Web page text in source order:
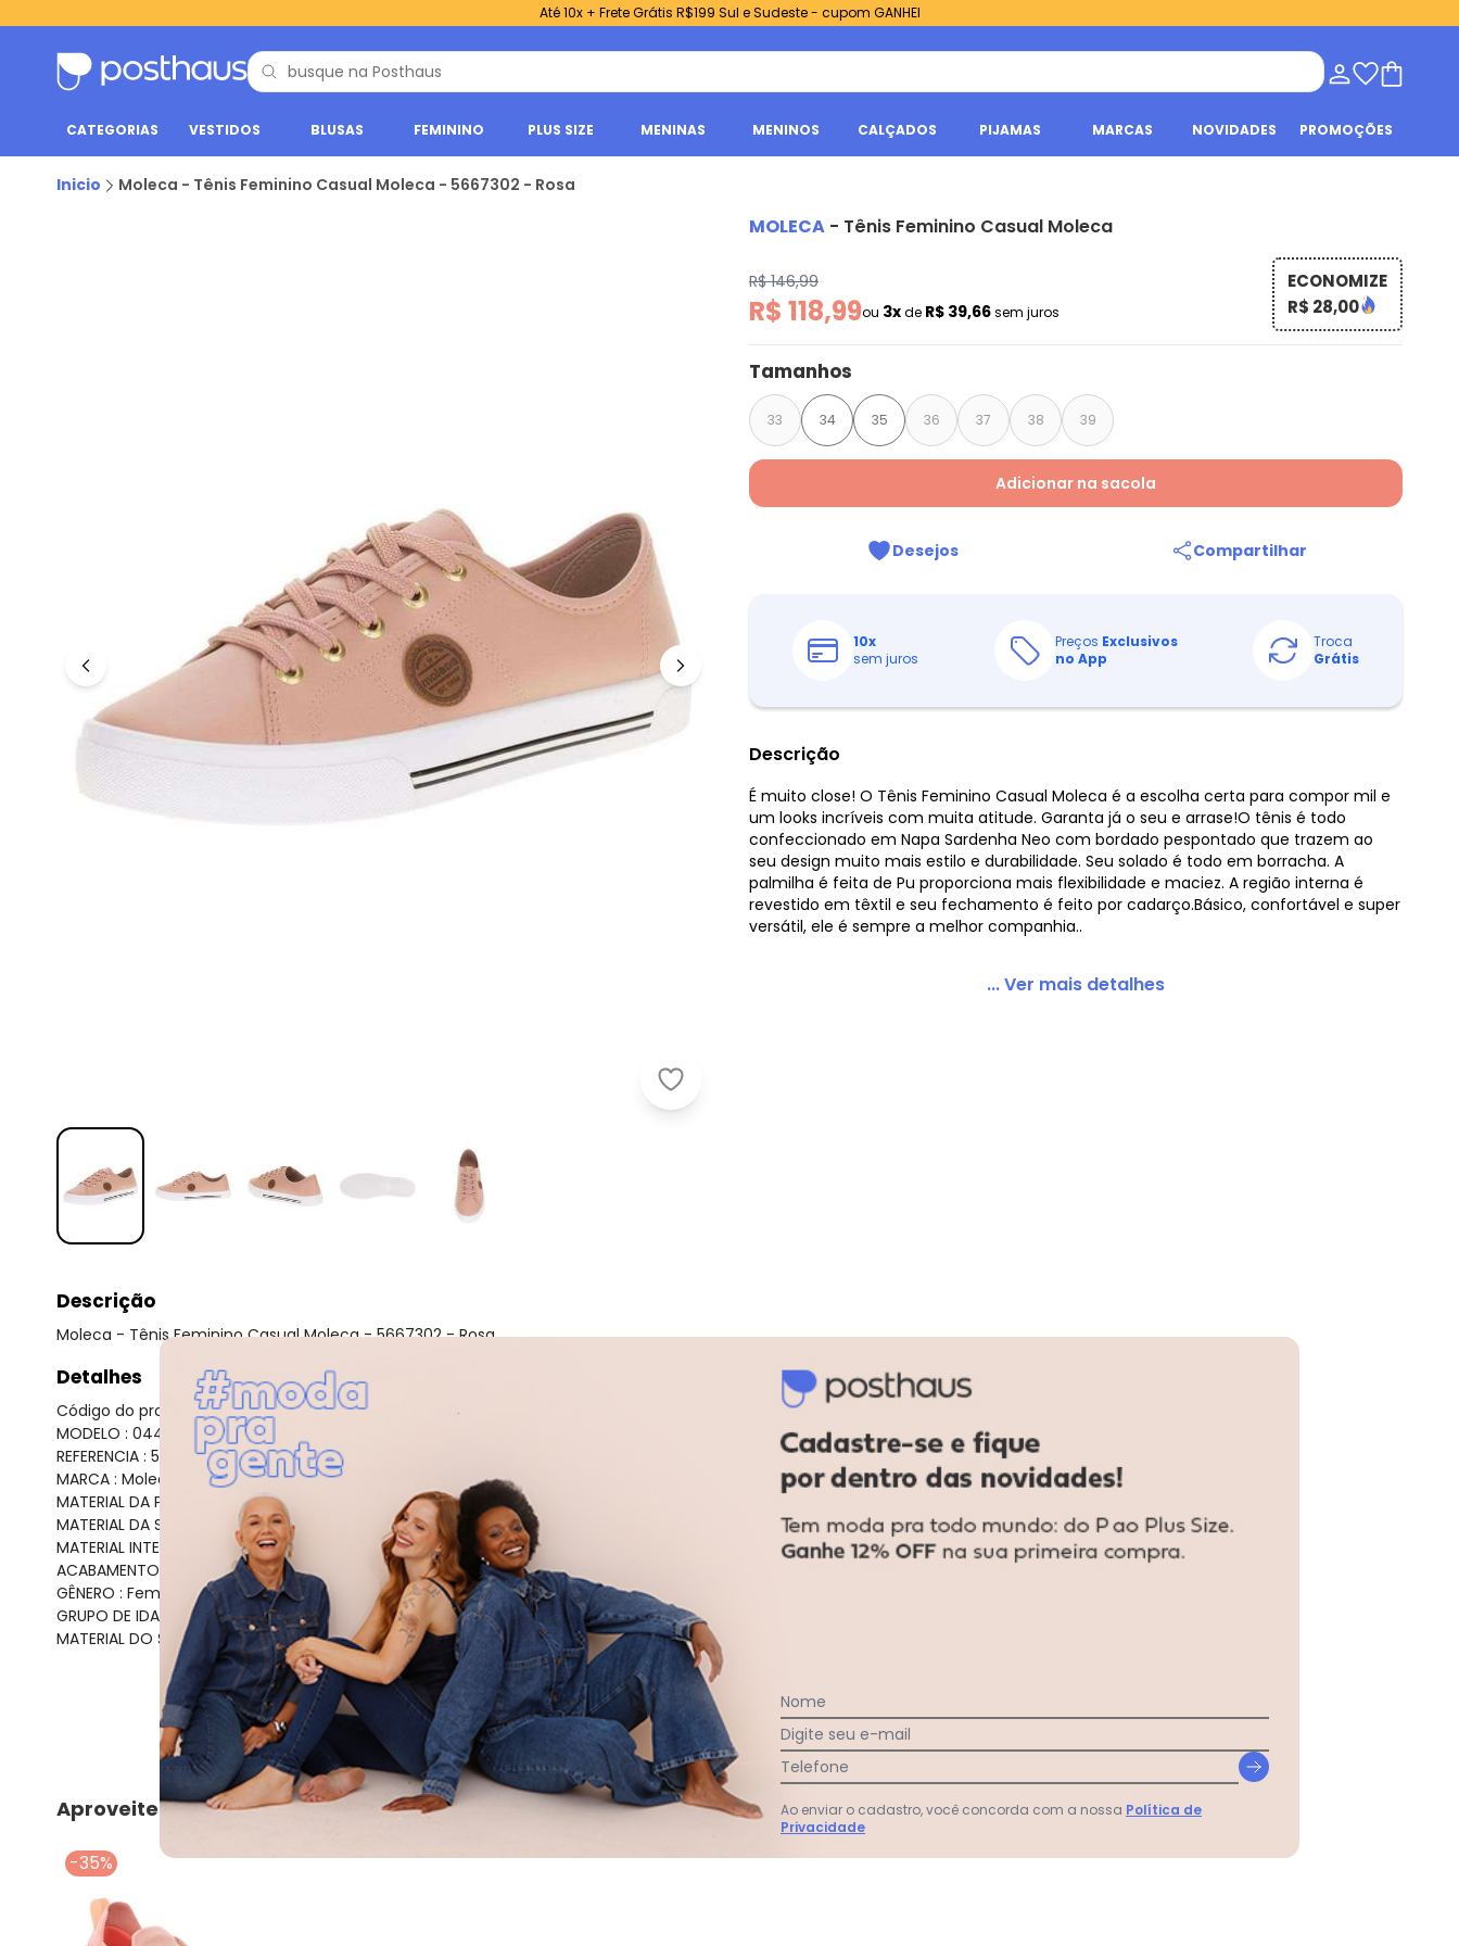
Até 10x + Frete Grátis R$199 Sul e Sudeste - cupom GANHEI
CATEGORIAS VESTIDOS BLUSAS FEMININO PLUS SIZE MENINAS MENINOS CALÇADOS PIJAMAS MARCAS NOVIDADES PROMOÇÕES
Inicio Moleca - Tênis Feminino Casual Moleca - 5667302 - Rosa
Moleca - Tênis Feminino Casual Moleca - 5667302 - Rosa
MOLECA - Tênis Feminino Casual Moleca
R$ 146,99
R$ 118,99ou 3xde R$ 39,66sem juros
ECONOMIZE
R$ 28,00
Tamanhos
33 34 35 36 37 38 39
Adicionar na sacola
Desejos Compartilhar
10x
sem juros
Preços Exclusivos
no App
Troca
Grátis
Descrição
É muito close! O Tênis Feminino Casual Moleca é a escolha certa para compor mil e
um looks incríveis com muita atitude. Garanta já o seu e arrase!O tênis é todo
confeccionado em Napa Sardenha Neo com bordado pespontado que trazem ao
seu design muito mais estilo e durabilidade. Seu solado é todo em borracha. A
palmilha é feita de Pu proporciona mais flexibilidade e maciez. A região interna é
revestido em têxtil e seu fechamento é feito por cadarço.Básico, confortável e super
versátil, ele é sempre a melhor companhia..
... Ver mais detalhes
Descrição
Moleca - Tênis Feminino Casual Moleca - 5667302 - Rosa
Detalhes
Código do produto: 23119697
MODELO : 0447800
REFERENCIA : 5667302
MARCA : Moleca
MATERIAL DA PALMILHA : PU
MATERIAL DA SOLA : Borracha
MATERIAL INTERNO : Têxtil
ACABAMENTO : Colado/Costurado
GÊNERO : Female
GRUPO DE IDADE : Adult
MATERIAL DO SAPATO : Napa Sardenha Neo
Faça a primeira avaliação
Aproveite e compre junto
-35%
Nome
Digite seu e-mail
Telefone
Ao enviar o cadastro, você concorda com a nossa Política de
Privacidade